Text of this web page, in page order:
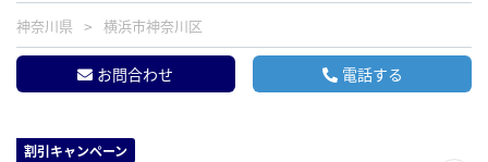
神奈川県 横浜市神奈川区
お問合わせ 電話する
割引キャンペーン